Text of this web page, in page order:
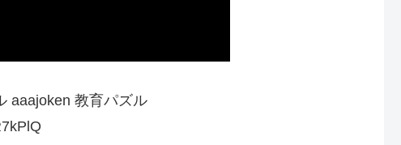
aaajoken 教育パズル